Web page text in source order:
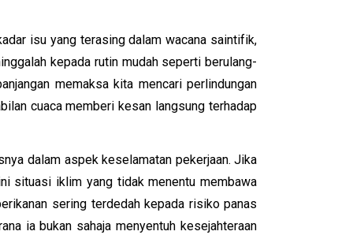
isu yang terasing dalam wacana saintifik,
kepada rutin mudah seperti berulang-
memaksa kita mencari perlindungan
cuaca memberi kesan langsung terhadap
dalam aspek keselamatan pekerjaan. Jika
situasi iklim yang tidak menentu membawa
sering terdedah kepada risiko panas
ia bukan sahaja menyentuh kesejahteraan